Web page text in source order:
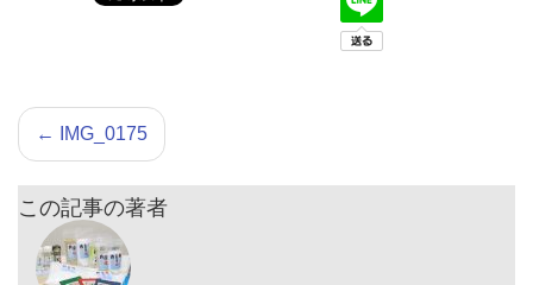
← IMG_0175
この記事の著者